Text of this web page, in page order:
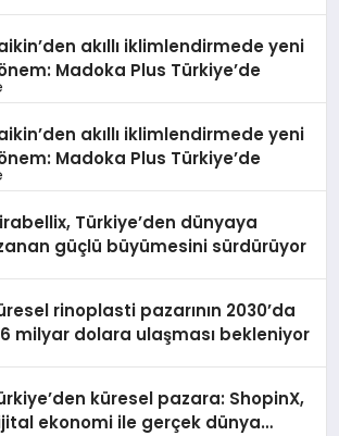
akıllı iklimlendirmede yeni
Madoka Plus Türkiye’de
akıllı iklimlendirmede yeni
Madoka Plus Türkiye’de
Türkiye’den dünyaya
güçlü büyümesini sürdürüyor
rinoplasti pazarının 2030’da
milyar dolara ulaşması bekleniyor
küresel pazara: ShopinX,
ekonomi ile gerçek dünya